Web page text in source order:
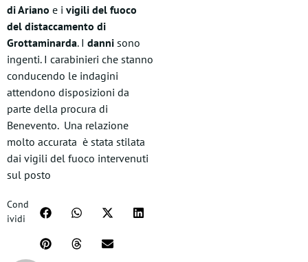
di Ariano e i vigili del fuoco
del distaccamento di
Grottaminarda. I danni sono
ingenti. I carabinieri che stanno
conducendo le indagini
attendono disposizioni da
parte della procura di
Benevento. Una relazione
molto accurata è stata stilata
dai vigili del fuoco intervenuti
sul posto
Cond
ividi